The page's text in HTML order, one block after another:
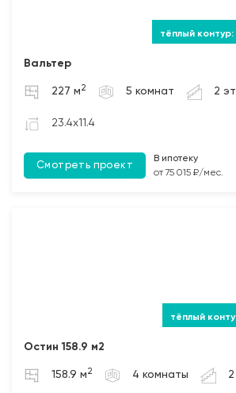
Вальтер
227 м 2 5 комнат 2
23.4x11.4
Смотреть проект
В ипотеку
от 75 015 ₽/мес.
Остин 158.9 м2
158.9 м 2 4 комнаты